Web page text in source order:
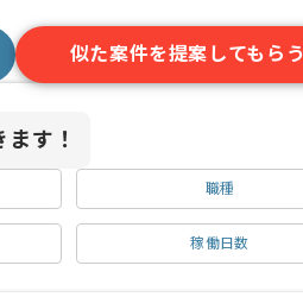
似た案件を提案してもらう
す！
職種
稼働日数